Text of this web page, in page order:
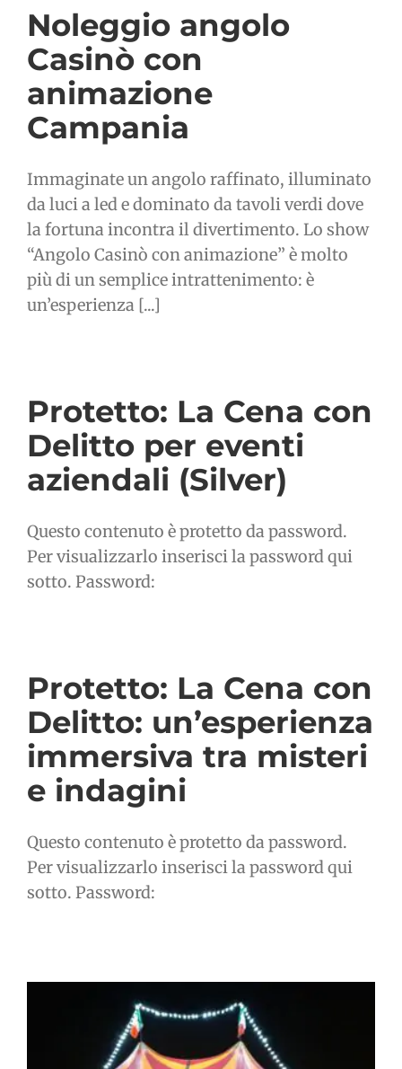
Noleggio angolo
Casinò con
animazione
Campania
Immaginate un angolo raffinato, illuminato
da luci a led e dominato da tavoli verdi dove
la fortuna incontra il divertimento. Lo show
“Angolo Casinò con animazione” è molto
più di un semplice intrattenimento: è
un’esperienza [...]
Protetto: La Cena con
Delitto per eventi
aziendali (Silver)
Questo contenuto è protetto da password.
Per visualizzarlo inserisci la password qui
sotto. Password:
Protetto: La Cena con
Delitto: un’esperienza
immersiva tra misteri
e indagini
Questo contenuto è protetto da password.
Per visualizzarlo inserisci la password qui
sotto. Password: